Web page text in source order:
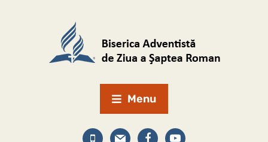
Menu